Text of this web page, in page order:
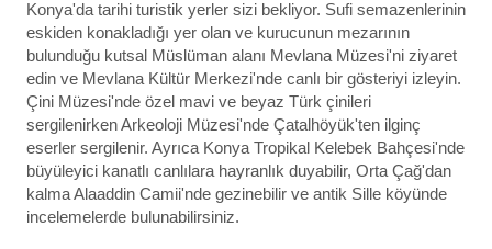
Konya'da tarihi turistik yerler sizi bekliyor. Sufi semazenlerinin
eskiden konakladığı yer olan ve kurucunun mezarının
bulunduğu kutsal Müslüman alanı Mevlana Müzesi'ni ziyaret
edin ve Mevlana Kültür Merkezi'nde canlı bir gösteriyi izleyin.
Çini Müzesi'nde özel mavi ve beyaz Türk çinileri
sergilenirken Arkeoloji Müzesi'nde Çatalhöyük'ten ilginç
eserler sergilenir. Ayrıca Konya Tropikal Kelebek Bahçesi'nde
büyüleyici kanatlı canlılara hayranlık duyabilir, Orta Çağ'dan
kalma Alaaddin Camii'nde gezinebilir ve antik Sille köyünde
incelemelerde bulunabilirsiniz.